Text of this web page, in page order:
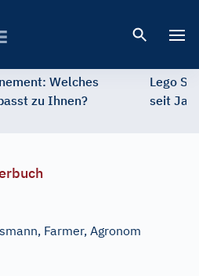
Welches
zu Ihnen?
Lego
seit
Farmer, Agronom